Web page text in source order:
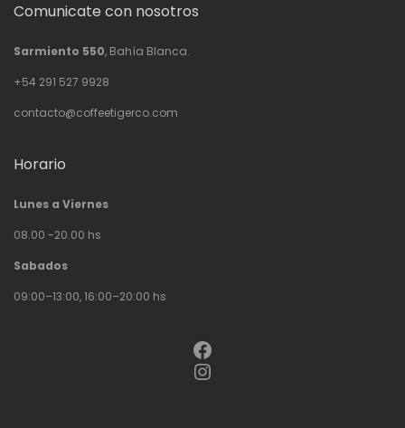
Comunicate con nosotros
Sarmiento 550, Bahía Blanca.
+54 291 527 9928
contacto@coffeetigerco.com
Horario
Lunes a Viernes
08.00 -20.00 hs
Sabados
09:00–13:00, 16:00–20:00 hs
Facebook
Instagram